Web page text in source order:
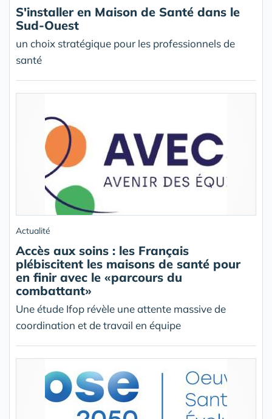
S'installer en Maison de Santé dans le
Sud-Ouest
un choix stratégique pour les professionnels de
santé
Actualité
Accès aux soins : les Français
plébiscitent les maisons de santé pour
en finir avec le «parcours du
combattant»
Une étude Ifop révèle une attente massive de
coordination et de travail en équipe